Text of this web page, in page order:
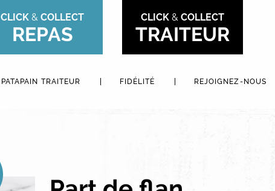
CLICK& COLLECT
REPAS
CLICK &COLLECT
TRAITEUR
PATAPAIN TRAITEUR FIDÉLITÉ REJOIGNEZ-NOUS